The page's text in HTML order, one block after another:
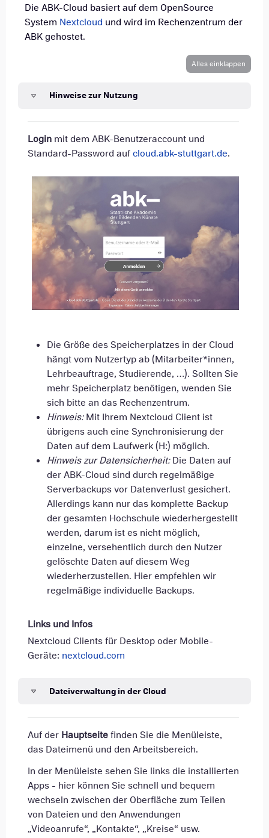
Die ABK-Cloud basiert auf dem OpenSource
System Nextcloud und wird im Rechenzentrum der
ABK gehostet.
Alles einklappen
Hinweise zur Nutzung
Login mit dem ABK-Benutzeraccount und
Standard-Password aufcloud.abk-stuttgart.de.
Die Größe des Speicherplatzes in der Cloud
hängt vom Nutzertyp ab (Mitarbeiter*innen,
Lehrbeauftrage, Studierende, …). Sollten Sie
mehr Speicherplatz benötigen, wenden Sie
sich bitte an das Rechenzentrum.
Hinweis:Mit Ihrem Nextcloud Client ist
übrigens auch eine Synchronisierung der
Daten auf dem Laufwerk (H:) möglich.
Hinweis zur Datensicherheit:Die Daten auf
der ABK-Cloud sind durch regelmäßige
Serverbackups vor Datenverlust gesichert.
Allerdings kann nur das komplette Backup
der gesamten Hochschule wiederhergestellt
werden, darum ist es nicht möglich,
einzelne, versehentlich durch den Nutzer
gelöschte Daten auf diesem Weg
wiederherzustellen. Hier empfehlen wir
regelmäßige individuelle Backups.
Links und Infos
Nextcloud Clients für Desktop oder Mobile-
Geräte: nextcloud.com
Dateiverwaltung in der Cloud
Auf der Hauptseitefinden Sie die Menüleiste,
das Dateimenü und den Arbeitsbereich.
In der Menüleiste sehen Sie links die installierten
Apps - hier können Sie schnell und bequem
wechseln zwischen der Oberfläche zum Teilen
von Dateien und den Anwendungen
„Videoanrufe“, „Kontakte“, „Kreise“ usw.